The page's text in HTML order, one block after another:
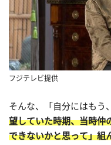
フジテレビ提供
そんな、「自分にはもう
望していた時期、当時仲
できないかと思って」組